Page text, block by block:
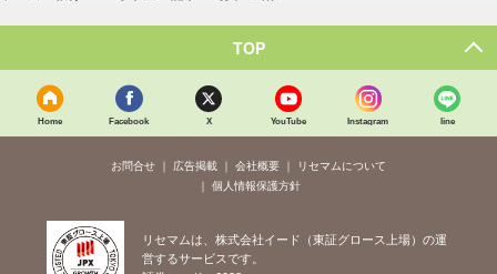
TOP
Home Facebook X YouTube Instagram line
お問合せ 広告掲載 会社概要
リセマムについて
個人情報保護方針
リセマムは、株式会社イード（東証グロース上場）の運
営するサービスです。